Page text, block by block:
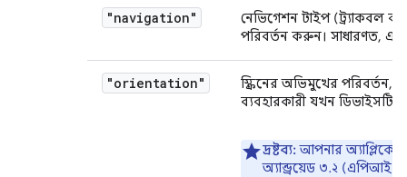
"navigation"
নেভিগেশন টাইপ (ট্র্যাকবল বা
পরিবর্তন করুন। সাধারণত,
"orientation"
স্ক্রিনের অভিমুখের পরিবর্তন,
ব্যবহারকারী যখন ডিভাইসটি
দ্রষ্টব্য:আপনার
অ্যান্ড্রয়েড ৩.২ (এপিআই